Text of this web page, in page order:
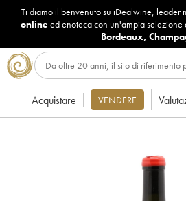
Ti diamo il benvenuto su iDealwine, leader
onlineed enoteca con un'ampia selezione
Bordeaux,
Acquistare VENDERE